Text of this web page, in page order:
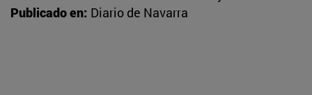
Publicado en: Diario de Navarra